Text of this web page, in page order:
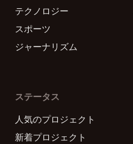
テクノロジー
スポーツ
ジャーナリズム
ステータス
人気のプロジェクト
新着プロジェクト